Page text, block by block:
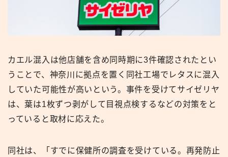
カエル混入は他店舗を含め同時期に3件確認されたとい
うことで、神奈川に拠点を置く同社工場でレタスに混入
していた可能性が高いという。事件を受けてサイゼリヤ
は、葉は1枚ずつ剥がして目視点検するなどの対策をと
っていると取材に応えた。
同社は、「すでに保健所の調査を受けている。再発防止